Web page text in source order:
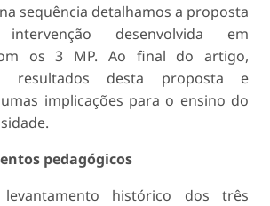
sequência detalhamos a proposta
desenvolvida em
os 3 MP. Ao final do artigo,
resultados desta proposta e
implicações para o ensino do
pedagógicos
histórico dos três